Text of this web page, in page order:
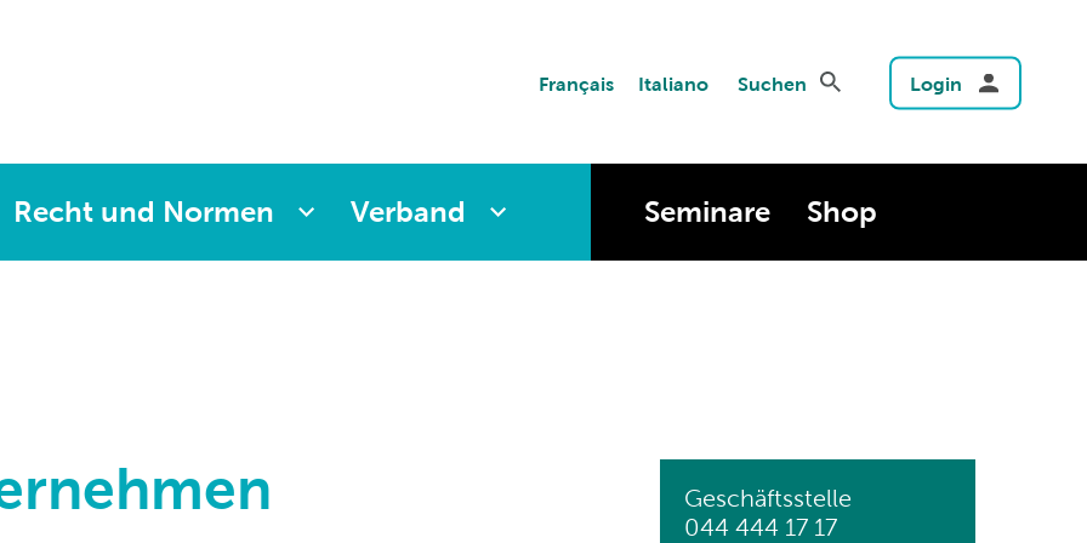
Français Italiano Suchen Login
Recht und Normen Verband Seminare Shop
Geschäftsstelle
044 444 17 17